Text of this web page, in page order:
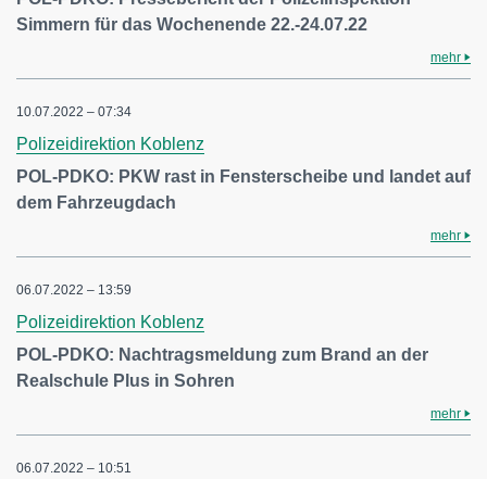
Simmern für das Wochenende 22.-24.07.22
mehr
10.07.2022 – 07:34
Polizeidirektion Koblenz
POL-PDKO: PKW rast in Fensterscheibe und landet auf
dem Fahrzeugdach
mehr
06.07.2022 – 13:59
Polizeidirektion Koblenz
POL-PDKO: Nachtragsmeldung zum Brand an der
Realschule Plus in Sohren
mehr
06.07.2022 – 10:51